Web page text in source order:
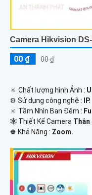
Camera Hikvision
00 ₫ 00 ₫
🔅 Chất lượng hình Ảnh :
⚙ Sử dụng công nghệ : IP.
🔅 Tầm Nhìn Ban Đêm :
🕸️ Thiết Kế Camera Thân
️♚ Khả Năng : Zoom.